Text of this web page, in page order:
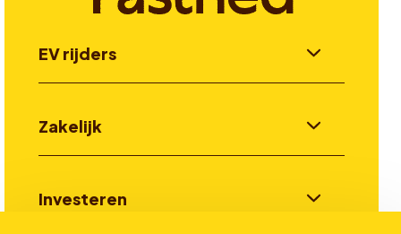
EV rijders
Zakelijk
Investeren